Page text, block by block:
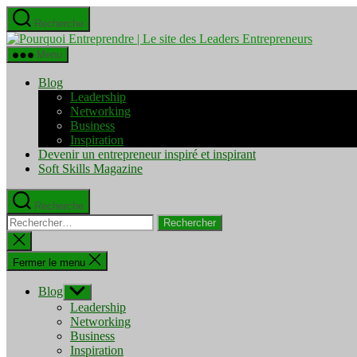
Aller
au
contenu
Recherche
Pourquoi
Menu
Blog
Leadership
Networking
Business
Inspiration
Devenir un entrepreneur inspiré et inspirant
Soft Skills Magazine
Recherche
Rechercher :
Fermer
la
recherche
Fermer le menu
Blog Afficher
le
sous-
menu
Leadership
Networking
Business
Inspiration